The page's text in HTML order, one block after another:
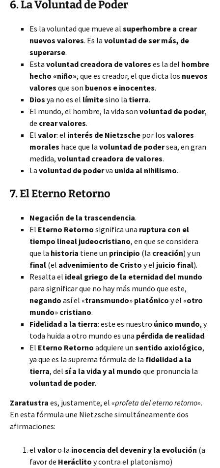
6. LaVoluntad de Poder
Es la voluntad que mueve al superhombre a crear
nuevos valores. Es la voluntad de ser más, de
superarse.
Esta voluntad creadora de valores es la del hombre
hecho «niño», que es creador, el que dicta los nuevos
valores que son buenos e inocentes.
Dios ya no es el límitesino la tierra.
El mundo, el hombre, la vida son voluntad de poder,
de crear valores.
El valor: el interés de Nietzsche por los valores
morales hace que la voluntad de podersea, en gran
medida, voluntad creadora de valores.
La voluntad de poderva unida al nihilismo.
7. ElEterno Retorno
Negación de la trascendencia.
El Eterno Retorno significa una ruptura con el
tiempo lineal judeocristiano, en que se considera
que la historia tiene un principio (la creación) y un
final (el advenimiento de Cristo y el juicio final).
Resalta el ideal griego de la eternidad del mundo
para significar que no hay más mundo que este,
negando así el «transmundo» platónico y el «otro
mundo» cristiano.
Fidelidad a la tierra: este es nuestro único mundo, y
toda huida a otro mundo es una pérdida de realidad.
El Eterno Retorno adquiere un sentido axiológico,
ya que es la suprema fórmula de la fidelidad a la
tierra, del sí a la vida y al mundo que pronuncia la
voluntad de poder.
Zaratustra es, justamente, el «profeta del eterno retorno».
En esta fórmula une Nietzsche simultáneamente dos
afirmaciones:
el valoro la inocencia del devenir y la evolución (a
favor de Heráclito y contra el platonismo)